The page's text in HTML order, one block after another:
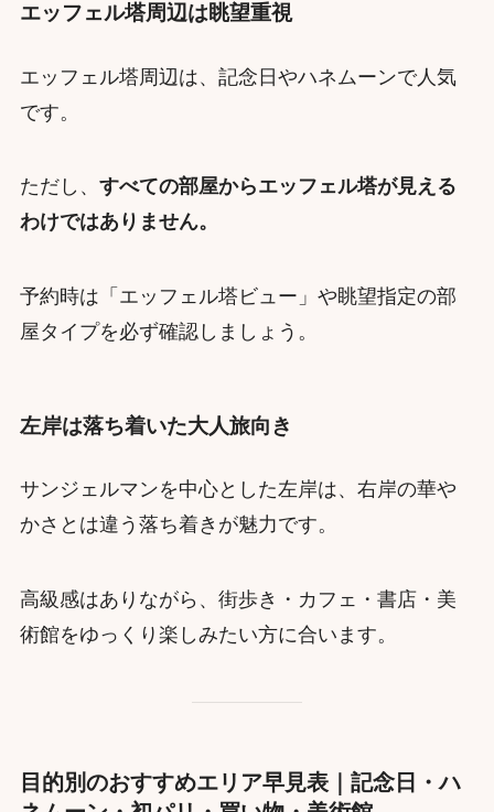
エッフェル塔周辺は眺望重視
エッフェル塔周辺は、記念日やハネムーンで人気
です。
ただし、 すべての部屋からエッフェル塔が見える
わけではありません。
予約時は「エッフェル塔ビュー」や眺望指定の部
屋タイプを必ず確認しましょう。
左岸は落ち着いた大人旅向き
サンジェルマンを中心とした左岸は、右岸の華や
かさとは違う落ち着きが魅力です。
高級感はありながら、街歩き・カフェ・書店・美
術館をゆっくり楽しみたい方に合います。
目的別のおすすめエリア早見表｜記念日・ハ